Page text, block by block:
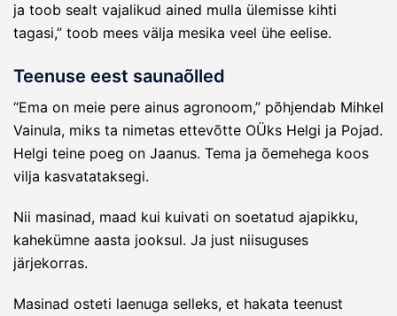
ja toob sealt vajalikud ained mulla ülemisse kihti
tagasi,” toob mees välja mesika veel ühe eelise.
Teenuse eest saunaõlled
“Ema on meie pere ainus agronoom,” põhjendab Mihkel
Vainula, miks ta nimetas ettevõtte OÜks Helgi ja Pojad.
Helgi teine poeg on Jaanus. Tema ja õemehega koos
vilja kasvatataksegi.
Nii masinad, maad kui kuivati on soetatud ajapikku,
kahekümne aasta jooksul. Ja just niisuguses
järjekorras.
Masinad osteti laenuga selleks, et hakata teenust